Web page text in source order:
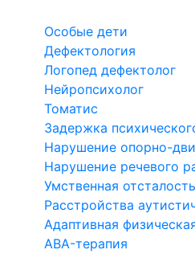
Особые дети
Дефектология
Логопед дефектолог
Нейропсихолог
Томатис
Задержка
Нарушение опорно-
Нарушение речевого
Умственная отсталость
Расстройства
Адаптивная
ABA-терапия